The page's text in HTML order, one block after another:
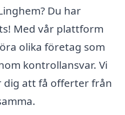
Du har
Med vår plattform
olika företag som
kontrollansvar. Vi
dig att få offerter från